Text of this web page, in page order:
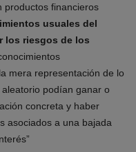
productos financieros
usuales del
los riesgos de los
mera representación de lo
podían ganar o
concreta y haber
asociados a una bajada